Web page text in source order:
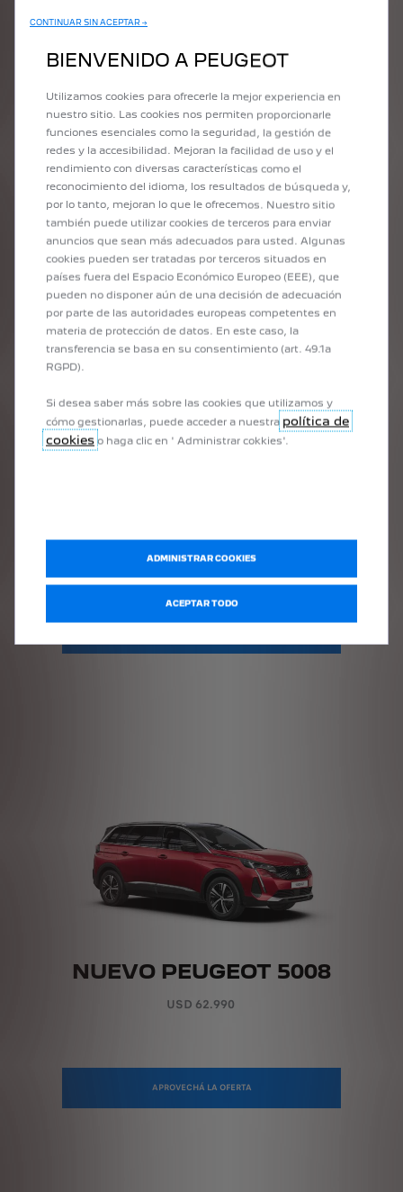
NUEVO PEUGEOT 2008
a partir de
USD 35.500
NUEVO PEUGEOT 5008
USD 62.990
APROVECHÁ LA OFERTA
CONTINUAR SIN ACEPTAR →
BIENVENIDO A PEUGEOT
Utilizamos cookies para ofrecerle la mejor experiencia en
nuestro sitio. Las cookies nos permiten proporcionarle
funciones esenciales como la seguridad, la gestión de
redes y la accesibilidad. Mejoran la facilidad de uso y el
rendimiento con diversas características como el
reconocimiento del idioma, los resultados de búsqueda y,
por lo tanto, mejoran lo que le ofrecemos. Nuestro sitio
también puede utilizar cookies de terceros para enviar
anuncios que sean más adecuados para usted. Algunas
cookies pueden ser tratadas por terceros situados en
países fuera del Espacio Económico Europeo (EEE), que
pueden no disponer aún de una decisión de adecuación
por parte de las autoridades europeas competentes en
materia de protección de datos. En este caso, la
transferencia se basa en su consentimiento (art. 49.1a
RGPD).
Si desea saber más sobre las cookies que utilizamos y
cómo gestionarlas, puede acceder a nuestra política de
cookies o haga clic en ' Administrar cokkies'.
ADMINISTRAR COOKIES
ACEPTAR TODO